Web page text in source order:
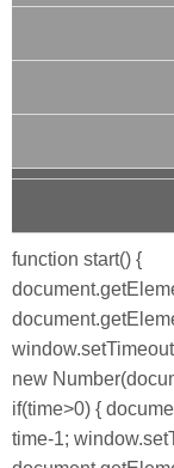
function start() {
new
if(time>0) {
time-1;